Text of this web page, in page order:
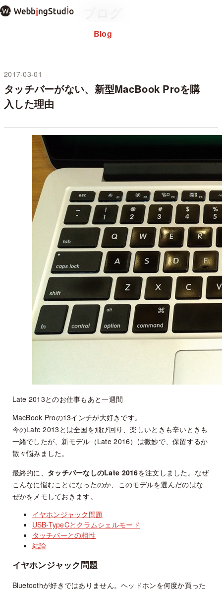
本
文
ッ
Blog
2017-03-01
未分類
タッチバーがない、新型MacBook Proを購
入した理由
Late 2013とのお仕事もあと一週間
MacBook Proの13インチが大好きです。
今のLate 2013とは全国を飛び回り、楽しいときも辛いときも
一緒でしたが、新モデル（Late 2016）は微妙で、保留するか
散々悩みました。
最終的に、 タッチバーなしのLate 2016を注文しました。なぜ
こんなに悩むことになったのか、このモデルを選んだのはな
ぜかをメモしておきます。
イヤホンジャック問題
USB-TypeCとクラムシェルモード
タッチバーとの相性
結論
イヤホンジャック問題
Bluetoothが好きではありません。ヘッドホンを何度か買った